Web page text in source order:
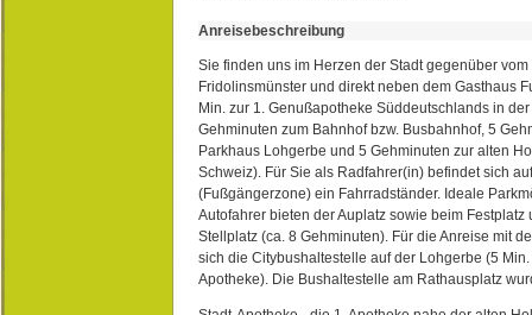
Anreisebeschreibung
Sie finden uns im Herzen der Stadt gegenüber
Fridolinsmünster und direkt neben dem Gasthaus
Min. zur 1. Genußapotheke Süddeutschlands in
Gehminuten zum Bahnhof bzw. Busbahnhof, 5
Parkhaus Lohgerbe und 5 Gehminuten zur alten
Schweiz). Für Sie als Radfahrer(in) befindet sich
(Fußgängerzone) ein Fahrradständer. Ideale
Autofahrer bieten der Auplatz sowie beim Festplatz
Stellplatz (ca. 8 Gehminuten). Für die Anreise mit
sich die Citybushaltestelle auf der Lohgerbe (5
Apotheke). Die Bushaltestelle am Rathausplatz